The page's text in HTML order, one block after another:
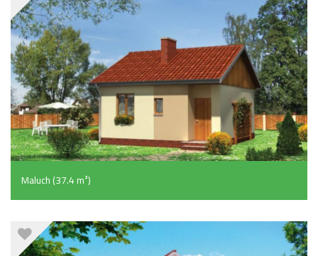
Maluch (37.4 m²)